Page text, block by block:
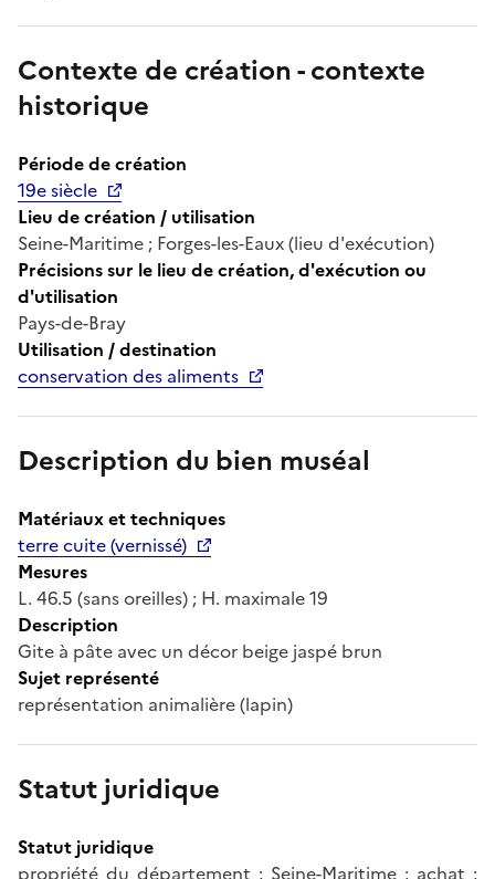
Contexte de création - contexte
historique
Période de création
19e siècle
Lieu de création / utilisation
Seine-Maritime ; Forges-les-Eaux (lieu d'exécution)
Précisions sur le lieu de création, d'exécution ou
d'utilisation
Pays-de-Bray
Utilisation / destination
conservation des aliments
Description du bien muséal
Matériaux et techniques
terre cuite (vernissé)
Mesures
L. 46.5 (sans oreilles) ; H. maximale 19
Description
Gite à pâte avec un décor beige jaspé brun
Sujet représenté
représentation animalière (lapin)
Statut juridique
Statut juridique
propriété du département ; Seine-Maritime ; achat ;